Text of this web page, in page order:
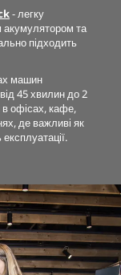
- легку
акумулятором та
підходить
машин
45 хвилин до 2
офісах, кафе,
де важливі як
експлуатації.